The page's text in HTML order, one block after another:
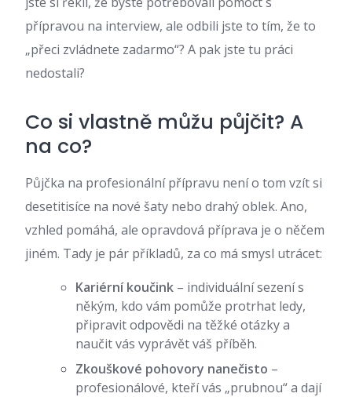
přípravou na interview, ale odbili jste to tím, že to
„přeci zvládnete zadarmo“? A pak jste tu práci
nedostali?
Co si vlastně můžu půjčit? A
na co?
Půjčka na profesionální přípravu není o tom vzít si
desetitisíce na nové šaty nebo drahý oblek. Ano,
vzhled pomáhá, ale opravdová příprava je o něčem
jiném. Tady je pár příkladů, za co má smysl utrácet:
Kariérní koučink – individuální sezení s
někým, kdo vám pomůže protrhat ledy,
připravit odpovědi na těžké otázky a
naučit vás vyprávět váš příběh.
Zkouškové pohovory nanečisto –
profesionálové, kteří vás „prubnou“ a dají